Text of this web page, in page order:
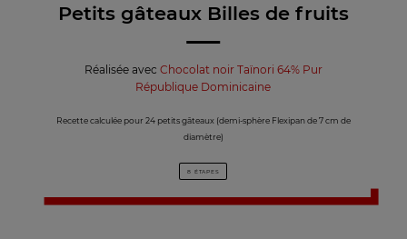
Petits gâteaux Billes de fruits
Réalisée avec Chocolat noir Taïnori 64% Pur
République Dominicaine
Recette calculée pour 24 petits gâteaux (demi-sphère Flexipan de 7 cm de
diamètre)
8 ÉTAPES